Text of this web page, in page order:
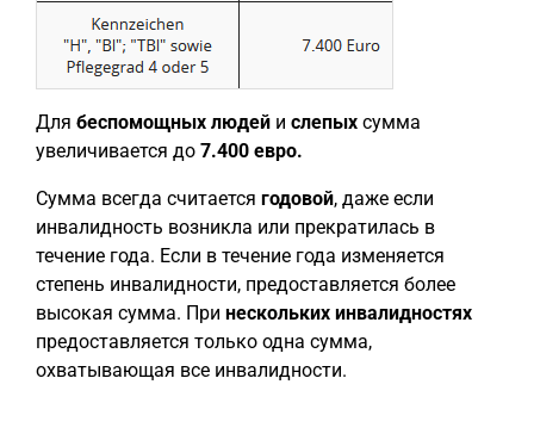
Для беспомощных людей и слепых сумма
увеличивается до 7.400 евро.
Сумма всегда считается годовой, даже если
инвалидность возникла или прекратилась в
течение года. Если в течение года изменяется
степень инвалидности, предоставляется более
высокая сумма. При нескольких инвалидностях
предоставляется только одна сумма,
охватывающая все инвалидности.